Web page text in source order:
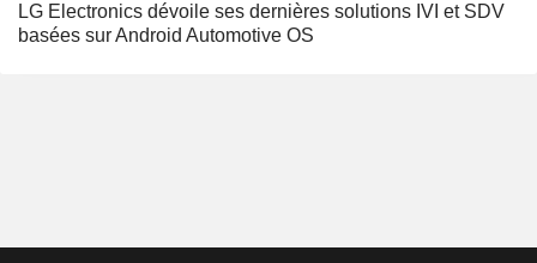
LG Electronics dévoile ses dernières solutions IVI et SDV
basées sur Android Automotive OS